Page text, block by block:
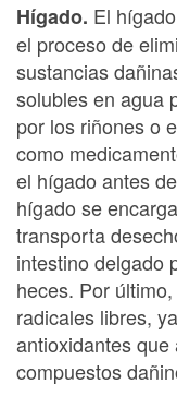
Hígado. El
el proceso de
sustancias
solubles en agua
por los riñones o
como
el hígado antes
hígado se
transporta
intestino delgado
heces. Por
radicales libres,
antioxidantes
compuestos